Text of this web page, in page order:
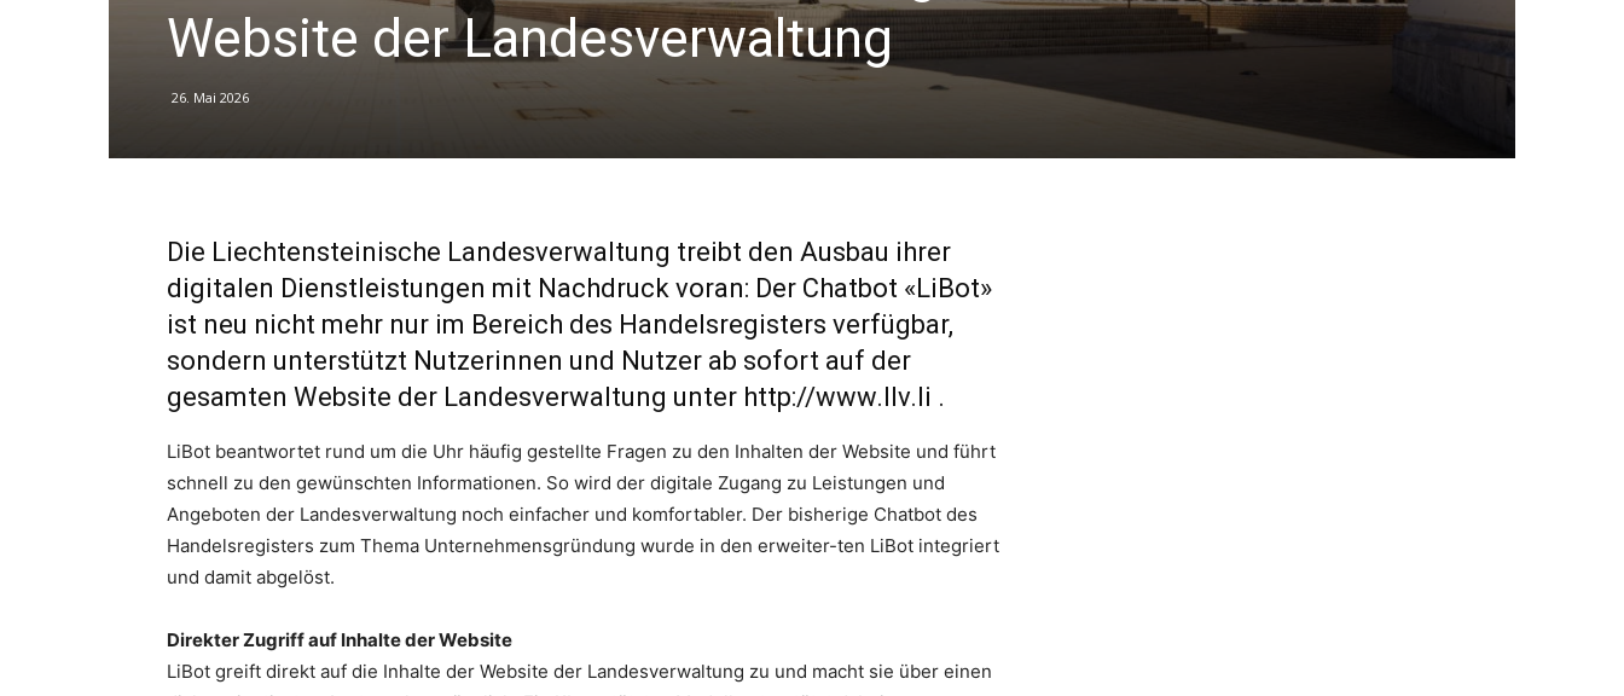
Website der Landesverwaltung
26. Mai 2026
Die Liechtensteinische Landesverwaltung treibt den Ausbau ihrer
digitalen Dienstleistungen mit Nachdruck voran: Der Chatbot «LiBot»
ist neu nicht mehr nur im Bereich des Handelsregisters verfügbar,
sondern unterstützt Nutzerinnen und Nutzer ab sofort auf der
gesamten Website der Landesverwaltung unter http://www.llv.li .
LiBot beantwortet rund um die Uhr häufig gestellte Fragen zu den Inhalten der Website und führt
schnell zu den gewünschten Informationen. So wird der digitale Zugang zu Leistungen und
Angeboten der Landesverwaltung noch einfacher und komfortabler. Der bisherige Chatbot des
Handelsregisters zum Thema Unternehmensgründung wurde in den erweiter-ten LiBot integriert
und damit abgelöst.
Direkter Zugriff auf Inhalte der Website
LiBot greift direkt auf die Inhalte der Website der Landesverwaltung zu und macht sie über einen